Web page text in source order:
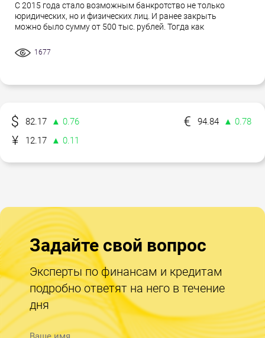
С 2015 года стало возможным банкротство не только
юридических, но и физических лиц. И ранее закрыть
можно было сумму от 500 тыс. рублей. Тогда как
1677
82.17 ▲ 0.76 94.84
▲ 0.78
12.17
▲ 0.11
Задайте свой вопрос
Эксперты по финансам и кредитам
подробно ответят на него в течение
дня